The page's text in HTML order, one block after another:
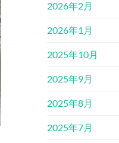
2026年2月
2026年1月
2025年10月
2025年9月
2025年8月
2025年7月